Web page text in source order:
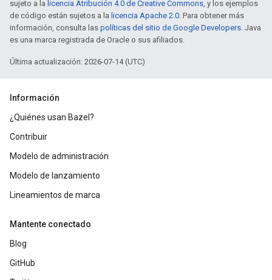
sujeto a la licencia Atribución 4.0 de Creative Commons, y los ejemplos
de código están sujetos a la licencia Apache 2.0. Para obtener más
información, consulta las políticas del sitio de Google Developers. Java
es una marca registrada de Oracle o sus afiliados.
Última actualización: 2026-07-14 (UTC)
Información
¿Quiénes usan Bazel?
Contribuir
Modelo de administración
Modelo de lanzamiento
Lineamientos de marca
Mantente conectado
Blog
GitHub